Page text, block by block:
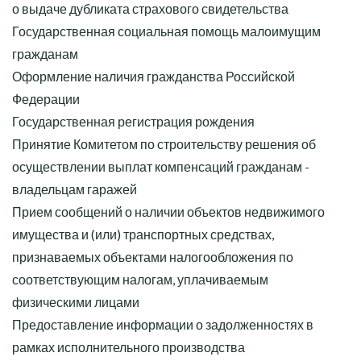
о выдаче дубликата страхового свидетельства
Государственная социальная помощь малоимущим
гражданам
Оформление наличия гражданства Российской
Федерации
Государственная регистрация рождения
Принятие Комитетом по строительству решения об
осуществлении выплат компенсаций гражданам -
владельцам гаражей
Прием сообщений о наличии объектов недвижимого
имущества и (или) транспортных средствах,
признаваемых объектами налогообложения по
соответствующим налогам, уплачиваемым
физическими лицами
Предоставление информации о задолженностях в
рамках исполнительного производства